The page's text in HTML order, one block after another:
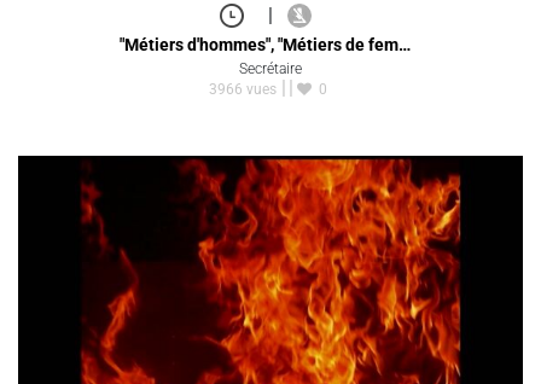
|
"Métiers d'hommes", "Métiers de fem…
Secrétaire
3966 vues
0